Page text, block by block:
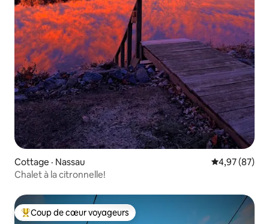
Cottage · Nassau Note
4,97 (87)
Chalet à la citronnelle!
Coup de cœur voyageurs parmi les plus aimés
Coup de cœur voyageurs